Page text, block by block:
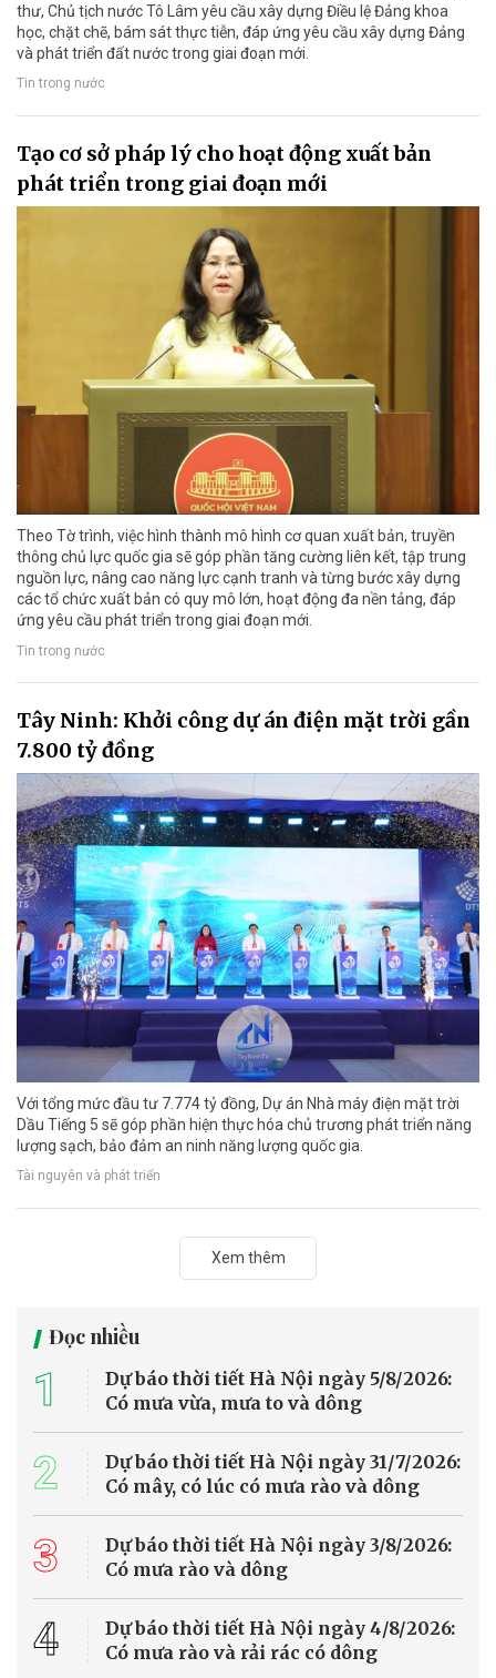
thư, Chủ tịch nước Tô Lâm yêu cầu xây dựng Điều lệ Đảng khoa
học, chặt chẽ, bám sát thực tiễn, đáp ứng yêu cầu xây dựng Đảng
và phát triển đất nước trong giai đoạn mới.
Tin trong nước
Tạo cơ sở pháp lý cho hoạt động xuất bản
phát triển trong giai đoạn mới
Theo Tờ trình, việc hình thành mô hình cơ quan xuất bản, truyền
thông chủ lực quốc gia sẽ góp phần tăng cường liên kết, tập trung
nguồn lực, nâng cao năng lực cạnh tranh và từng bước xây dựng
các tổ chức xuất bản có quy mô lớn, hoạt động đa nền tảng, đáp
ứng yêu cầu phát triển trong giai đoạn mới.
Tin trong nước
Tây Ninh: Khởi công dự án điện mặt trời gần
7.800 tỷ đồng
Với tổng mức đầu tư 7.774 tỷ đồng, Dự án Nhà máy điện mặt trời
Dầu Tiếng 5 sẽ góp phần hiện thực hóa chủ trương phát triển năng
lượng sạch, bảo đảm an ninh năng lượng quốc gia.
Tài nguyên và phát triển
Xem thêm
Đọc nhiều
1
Dự báo thời tiết Hà Nội ngày 5/8/2026:
Có mưa vừa, mưa to và dông
2
Dự báo thời tiết Hà Nội ngày 31/7/2026:
Có mây, có lúc có mưa rào và dông
3
Dự báo thời tiết Hà Nội ngày 3/8/2026:
Có mưa rào và dông
4
Dự báo thời tiết Hà Nội ngày 4/8/2026:
Có mưa rào và rải rác có dông